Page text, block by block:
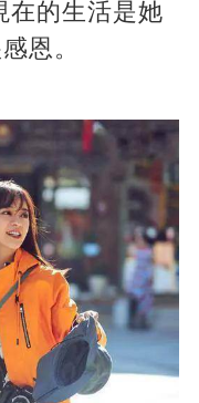
在的生活是她
恩。